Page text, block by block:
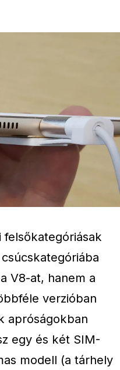
V8-at, hanem a
verzióban
apróságokban
egy és két SIM-
modell (a tárhely